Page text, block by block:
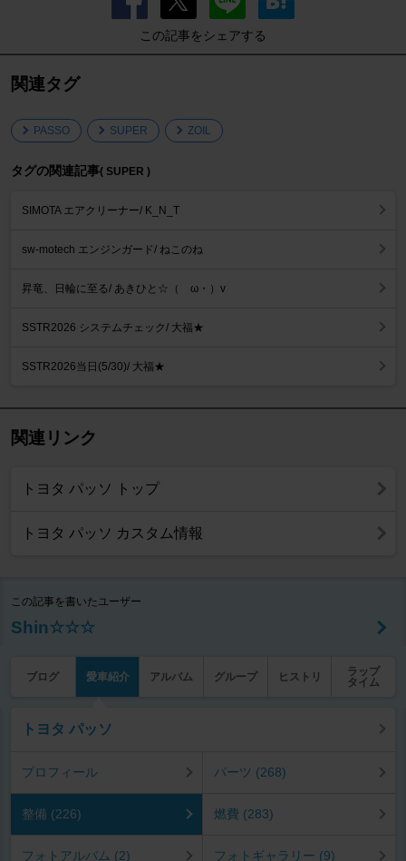
この記事をシェアする
関連タグ
PASSO SUPER ZOIL
タグの関連記事( SUPER )
SIMOTA エアクリーナー/ K_N_T
sw-motech エンジンガード/ ねこのね
昇竜、日輪に至る/ あきひと☆（ゝω・）v
SSTR2026 システムチェック/ 大福★
SSTR2026当日(5/30)/ 大福★
関連リンク
トヨタ パッソ トップ
トヨタ パッソ カスタム情報
この記事を書いたユーザー
Shin☆☆☆
ブログ 愛車紹介 アルバム グループ ヒストリ
ラップ
タイム
トヨタ パッソ
プロフィール パーツ (268)
整備 (226) 燃費 (283)
フォトアルバム (2) フォトギャラリー (9)